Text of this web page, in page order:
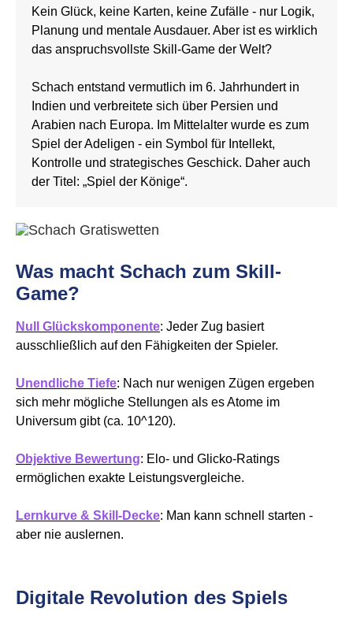
Kein Glück, keine Karten, keine Zufälle - nur Logik,
Planung und mentale Ausdauer. Aber ist es wirklich
das anspruchsvollste Skill-Game der Welt?
Schach entstand vermutlich im 6. Jahrhundert in
Indien und verbreitete sich über Persien und
Arabien nach Europa. Im Mittelalter wurde es zum
Spiel der Adeligen - ein Symbol für Intellekt,
Kontrolle und strategisches Geschick. Daher auch
der Titel: „Spiel der Könige“.
Was macht Schach zum Skill-
Game?
Null Glückskomponente: Jeder Zug basiert
ausschließlich auf den Fähigkeiten der Spieler.
Unendliche Tiefe: Nach nur wenigen Zügen ergeben
sich mehr mögliche Stellungen als es Atome im
Universum gibt (ca. 10^120).
Objektive Bewertung: Elo- und Glicko-Ratings
ermöglichen exakte Leistungsvergleiche.
Lernkurve & Skill-Decke: Man kann schnell starten -
aber nie auslernen.
Digitale Revolution des Spiels